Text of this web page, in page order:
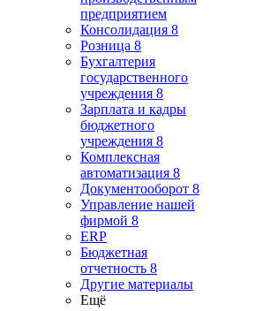
предприятием
Консолидация 8
Розница 8
Бухгалтерия
государственного
учреждения 8
Зарплата и кадры
бюджетного
учреждения 8
Комплексная
автоматизация 8
Документооборот 8
Управление нашей
фирмой 8
ERP
Бюджетная
отчетность 8
Другие материалы
Ещё